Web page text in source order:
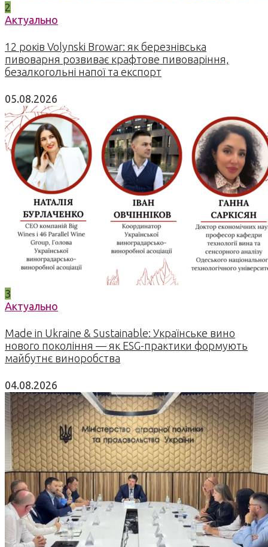
2
Актуально
12 років Volynski Browar: як березнівська
пивоварня розвиває крафтове пивоваріння,
безалкогольні напої та експорт
05.08.2026
3
Актуально
Made in Ukraine & Sustainable: Українське вино
нового покоління — як ESG-практики формують
майбутнє виноробства
04.08.2026